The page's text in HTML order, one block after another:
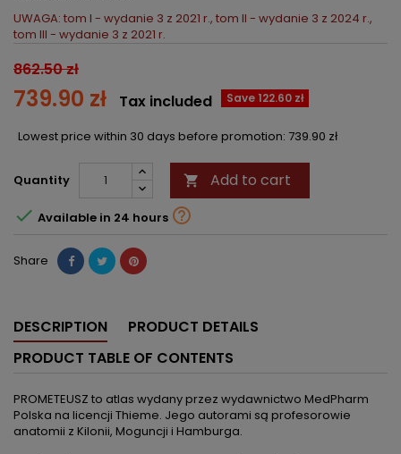
UWAGA: tom I - wydanie 3 z 2021 r., tom II - wydanie 3 z 2024 r.,
tom III - wydanie 3 z 2021 r.
862.50 zł
739.90 zł Save 122.60 zł
Tax included
Lowest price within 30 days before promotion: 739.90 zł
Quantity  Add to cart
 Available in 24 hours 
Share
DESCRIPTION
PRODUCT DETAILS
PRODUCT TABLE OF CONTENTS
PROMETEUSZ to atlas wydany przez wydawnictwo MedPharm
Polska na licencji Thieme. Jego autorami są profesorowie
anatomii z Kilonii, Moguncji i Hamburga.